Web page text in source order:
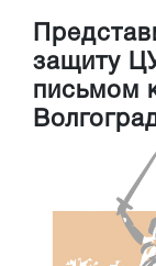
защиту
письмом